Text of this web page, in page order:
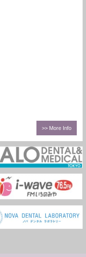
>> More Info